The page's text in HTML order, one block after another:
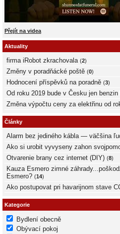
Přejít na videa
Aktuality
firma iRobot zkrachovala (2)
Změny v poradňácké poště (0)
Hodnocení příspěvků na poradně (3)
Od roku 2019 bude v Česku jen
Změna výpočtu ceny za elektřinu od
Články
Alarm bez jediného kábla — väčšina
Ako si urobit vyvyseny zahon
Otvarenie brany cez internet (DIY) (8)
Kauza Esmero zimné
Esmero? (14)
Ako postupovat pri havarijnom stave
Kategorie
Bydlení obecně
Obývací pokoj